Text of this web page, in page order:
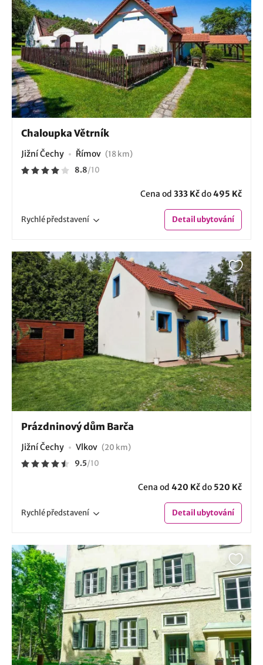
Chaloupka Větrník
Jižní Čechy Římov (18 km)
8.8/10
Cena od 333 Kčdo495 Kč
Rychlépředstavení Detailubytování
Prázdninový dům Barča
Jižní Čechy Vlkov (20 km)
9.5/10
Cena od 420 Kčdo 520 Kč
Rychlépředstavení Detailubytování